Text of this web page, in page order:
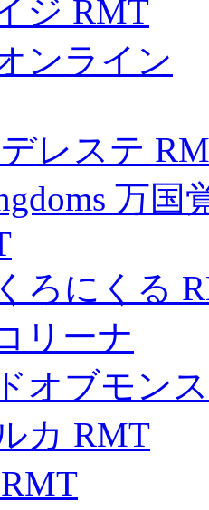
ジ RMT
ンライン
レステ
万
ろにくる
リーナ
オブモン
カ RMT